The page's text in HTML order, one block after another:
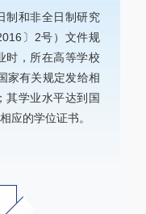
制和非全日制研究
〕2号）文件规
时，所在高等学校
家有关规定发给相
其学业水平达到国
应的学位证书。